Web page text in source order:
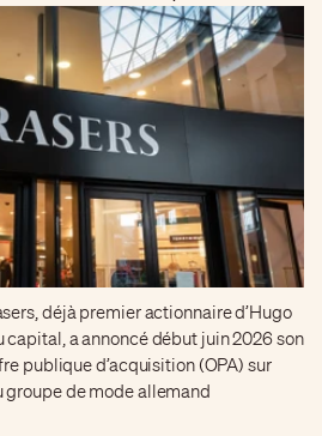
déjà premier actionnaire d’Hugo
capital, a annoncé début juin 2026 son
publique d’acquisition (OPA) sur
groupe de mode allemand